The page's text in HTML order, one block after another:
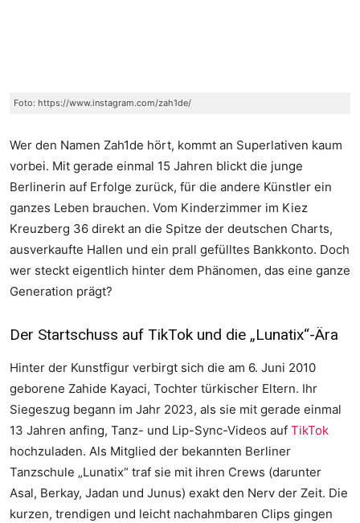
Foto: https://www.instagram.com/zah1de/
Wer den Namen Zah1de hört, kommt an Superlativen kaum
vorbei. Mit gerade einmal 15 Jahren blickt die junge
Berlinerin auf Erfolge zurück, für die andere Künstler ein
ganzes Leben brauchen. Vom Kinderzimmer im Kiez
Kreuzberg 36 direkt an die Spitze der deutschen Charts,
ausverkaufte Hallen und ein prall gefülltes Bankkonto. Doch
wer steckt eigentlich hinter dem Phänomen, das eine ganze
Generation prägt?
Der Startschuss auf TikTok und die „Lunatix“-Ära
Hinter der Kunstfigur verbirgt sich die am 6. Juni 2010
geborene Zahide Kayaci, Tochter türkischer Eltern. Ihr
Siegeszug begann im Jahr 2023, als sie mit gerade einmal
13 Jahren anfing, Tanz- und Lip-Sync-Videos auf TikTok
hochzuladen. Als Mitglied der bekannten Berliner
Tanzschule „Lunatix“ traf sie mit ihren Crews (darunter
Asal, Berkay, Jadan und Junus) exakt den Nerv der Zeit. Die
kurzen, trendigen und leicht nachahmbaren Clips gingen